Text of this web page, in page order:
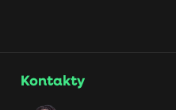
Kontakty